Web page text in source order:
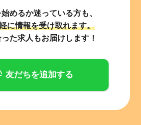
めるか迷っている方も、
に情報を受け取れます。
た求人もお届けします！
友だちを追加する